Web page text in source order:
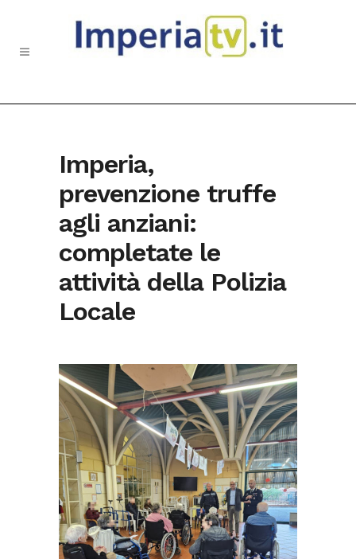
Imperia,
prevenzione truffe
agli anziani:
completate le
attività della Polizia
Locale